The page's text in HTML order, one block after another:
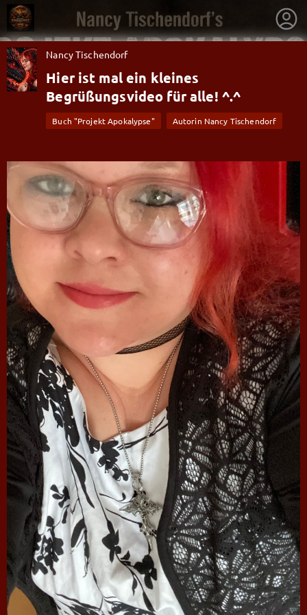
getnext to Nancy Tischendorf
Follow Nancy Tischendorf here!
About Posts Guestbook Shop
Nancy Tischendorf
Hier ist mal ein kleines
Begrüßungsvideo für alle! ^.^
Buch "Projekt Apokalypse" Autorin Nancy Tischendorf
FollowNancy
Tischendorf, and
immediately
get access to all exclusive posts.